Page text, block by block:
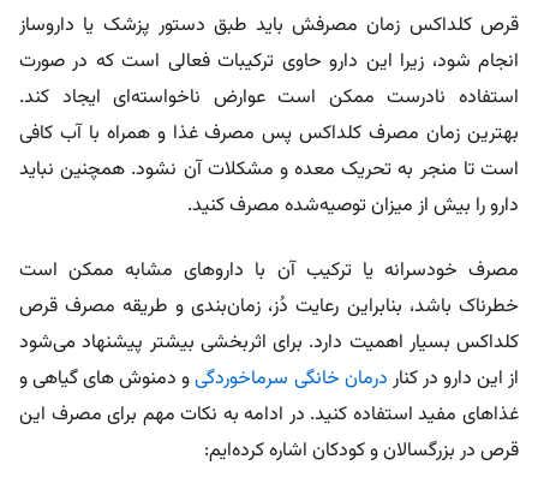
قرص کلداکس زمان مصرفش باید طبق دستور پزشک یا داروساز
انجام شود، زیرا این دارو حاوی ترکیبات فعالی است که در صورت
استفاده نادرست ممکن است عوارض ناخواسته‌ای ایجاد کند.
بهترین زمان مصرف کلداکس پس مصرف غذا و همراه با آب کافی
است تا منجر به تحریک معده و مشکلات آن نشود. همچنین نباید
دارو را بیش از میزان توصیه‌شده مصرف کنید.
مصرف خودسرانه یا ترکیب آن با داروهای مشابه ممکن است
خطرناک باشد، بنابراین رعایت دُز، زمان‌بندی و طریقه مصرف قرص
کلداکس بسیار اهمیت دارد. برای اثربخشی بیشتر پیشنهاد می‌شود
از این دارو در کنار درمان خانگی سرماخوردگیو دمنوش های گیاهی و
غذاهای مفید استفاده کنید. در ادامه به نکات مهم برای مصرف این
قرص در بزرگسالان و کودکان اشاره کرده‌ایم: